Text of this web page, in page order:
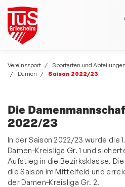
Vereinssport Sportarten und Abteilungen
Damen
Saison 2022/23
Die
2022/23
In der Saison 2022/23 wurde die
Damen-Kreisliga Gr. 1 und
Aufstieg in die Bezirksklasse.
die Saison im Mittelfeld und
der Damen-Kreisliga Gr. 2.
Vereinssport
Sport- und Freizeitangebote
Sportarten und Abteilungen
allgemeine Angebote